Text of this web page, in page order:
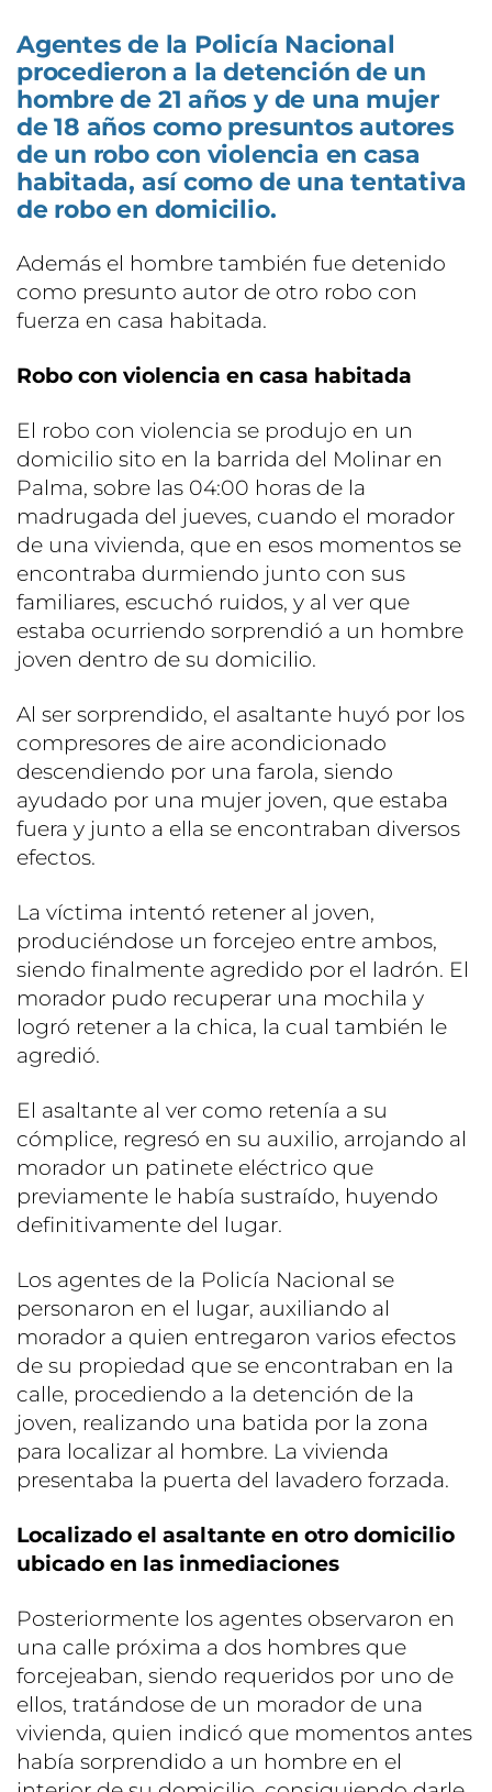
Agentes de la Policía Nacional
procedieron a la detención de un
hombre de 21 años y de una mujer
de 18 años como presuntos autores
de un robo con violencia en casa
habitada, así como de una tentativa
de robo en domicilio.
Además el hombre también fue detenido
como presunto autor de otro robo con
fuerza en casa habitada.
Robo con violencia en casa habitada
El robo con violencia se produjo en un
domicilio sito en la barrida del Molinar en
Palma, sobre las 04:00 horas de la
madrugada del jueves, cuando el morador
de una vivienda, que en esos momentos se
encontraba durmiendo junto con sus
familiares, escuchó ruidos, y al ver que
estaba ocurriendo sorprendió a un hombre
joven dentro de su domicilio.
Al ser sorprendido, el asaltante huyó por los
compresores de aire acondicionado
descendiendo por una farola, siendo
ayudado por una mujer joven, que estaba
fuera y junto a ella se encontraban diversos
efectos.
La víctima intentó retener al joven,
produciéndose un forcejeo entre ambos,
siendo finalmente agredido por el ladrón. El
morador pudo recuperar una mochila y
logró retener a la chica, la cual también le
agredió.
El asaltante al ver como retenía a su
cómplice, regresó en su auxilio, arrojando al
morador un patinete eléctrico que
previamente le había sustraído, huyendo
definitivamente del lugar.
Los agentes de la Policía Nacional se
personaron en el lugar, auxiliando al
morador a quien entregaron varios efectos
de su propiedad que se encontraban en la
calle, procediendo a la detención de la
joven, realizando una batida por la zona
para localizar al hombre. La vivienda
presentaba la puerta del lavadero forzada.
Localizado el asaltante en otro domicilio
ubicado en las inmediaciones
Posteriormente los agentes observaron en
una calle próxima a dos hombres que
forcejeaban, siendo requeridos por uno de
ellos, tratándose de un morador de una
vivienda, quien indicó que momentos antes
había sorprendido a un hombre en el